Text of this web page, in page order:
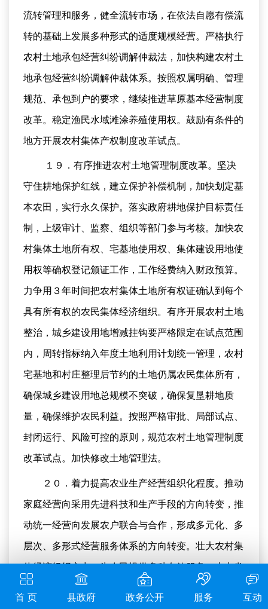
首 页 县政府 政务公开 服务 互动
流转管理和服务，健全流转市场，在依法自愿有偿流
转的基础上发展多种形式的适度规模经营。严格执行
农村土地承包经营纠纷调解仲裁法，加快构建农村土
地承包经营纠纷调解仲裁体系。按照权属明确、管理
规范、承包到户的要求，继续推进草原基本经营制度
改革。稳定渔民水域滩涂养殖使用权。鼓励有条件的
地方开展农村集体产权制度改革试点。
１９．有序推进农村土地管理制度改革。坚决
守住耕地保护红线，建立保护补偿机制，加快划定基
本农田，实行永久保护。落实政府耕地保护目标责任
制，上级审计、监察、组织等部门参与考核。加快农
村集体土地所有权、宅基地使用权、集体建设用地使
用权等确权登记颁证工作，工作经费纳入财政预算。
力争用３年时间把农村集体土地所有权证确认到每个
具有所有权的农民集体经济组织。有序开展农村土地
整治，城乡建设用地增减挂钩要严格限定在试点范围
内，周转指标纳入年度土地利用计划统一管理，农村
宅基地和村庄整理后节约的土地仍属农民集体所有，
确保城乡建设用地总规模不突破，确保复垦耕地质
量，确保维护农民利益。按照严格审批、局部试点、
封闭运行、风险可控的原则，规范农村土地管理制度
改革试点。加快修改土地管理法。
２０．着力提高农业生产经营组织化程度。推动
家庭经营向采用先进科技和生产手段的方向转变，推
动统一经营向发展农户联合与合作，形成多元化、多
层次、多形式经营服务体系的方向转变。壮大农村集
体经济组织实力，为农民提供多种有效服务。大力发
展农民专业合作社，深入推进示范社建设行动，对服